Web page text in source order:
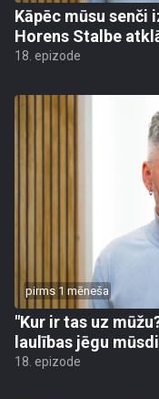
Kāpēc mūsu senči
Horens Stalbe
18. epizode
pirms 1 mēneša
"Kur ir tas uz
laulības jēgu
18. epizode